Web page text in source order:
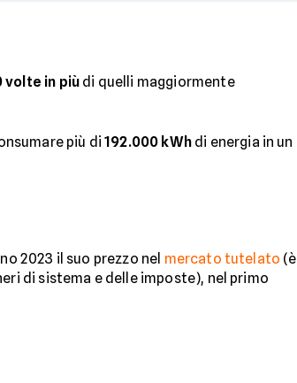
volte in più di quelli maggiormente
più di192.000 kWhdi energia in un
2023 il suo prezzo nel mercato tutelato (è
di sistema e delle imposte), nel primo